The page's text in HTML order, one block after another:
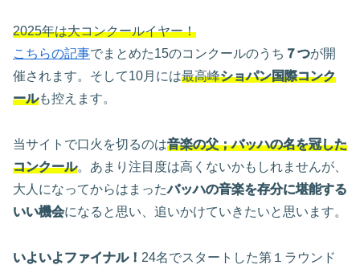
2025年は大コンクールイヤー！
こちらの記事でまとめた15のコンクールのうち ７つが開
催されます。そして10月には最高峰ショパン国際コンク
ールも控えます。
当サイトで口火を切るのは音楽の父；バッハの名を冠した
コンクール。あまり注目度は高くないかもしれませんが、
大人になってからはまったバッハの音楽を存分に堪能する
いい機会になると思い、追いかけていきたいと思います。
いよいよファイナル！ 24名でスタートした第１ラウンド